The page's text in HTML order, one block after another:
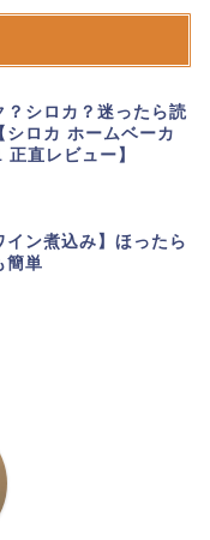
？シロカ？迷ったら読
シロカ ホームベーカ
正直レビュー】
イン煮込み】ほったら
簡単